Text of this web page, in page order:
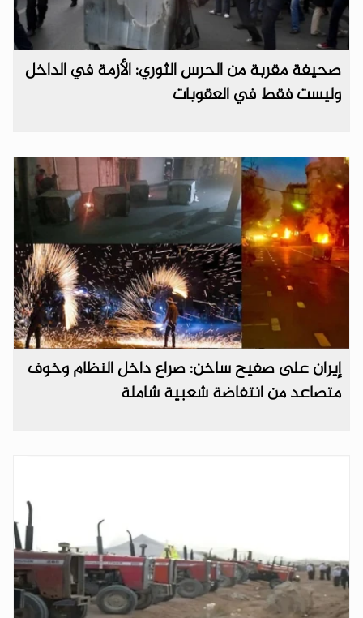
صحيفة مقربة من الحرس الثوري: الأزمة في الداخل
وليست فقط في العقوبات
إيران على صفيح ساخن: صراع داخل النظام وخوف
متصاعد من انتفاضة شعبية شاملة